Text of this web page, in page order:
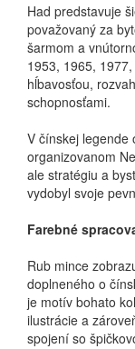
Had predstavuje
považovaný za
šarmom a
1953, 1965,
hĺbavosťou,
schopnosťami.
V čínskej legende
organizovanom
ale stratégiu a
vydobyl svoje
Farebné
Rub mince
doplneného o
je motív bohato
ilustrácie a
spojení so